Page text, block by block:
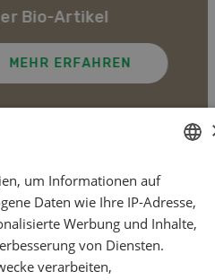
Bio-Artikel
MEHR ERFAHREN
Artikel
Nutztiere
FRENCH
um Informationen auf
Daten wie Ihre IP-Adresse,
Werbung und Inhalte,
von Diensten.
verarbeiten,